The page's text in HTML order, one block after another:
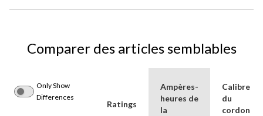
Comparer des articles semblables
Only Show
Differences
Ratings
Ampères-
heures de
la
Calibre
du
cordon